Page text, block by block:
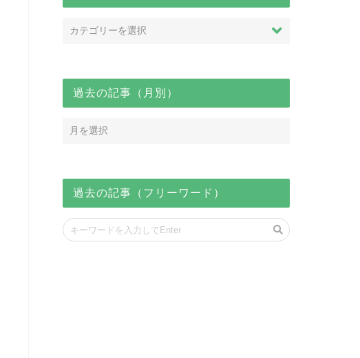
過去の記事（月別）
過去の記事（フリーワード）